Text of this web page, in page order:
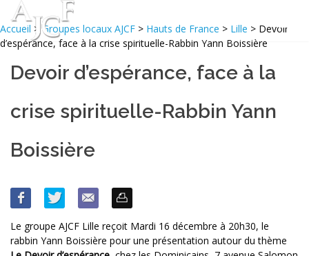
Accueil >Groupes locaux AJCF > Hauts de France > Lille > Devoir
d’espérance, face à la crise spirituelle-Rabbin Yann Boissière
Devoir d’espérance, face à la
crise spirituelle-Rabbin Yann
Boissière
Le groupe AJCF Lille reçoit Mardi 16 décembre à 20h30, le
rabbin Yann Boissière pour une présentation autour du thème